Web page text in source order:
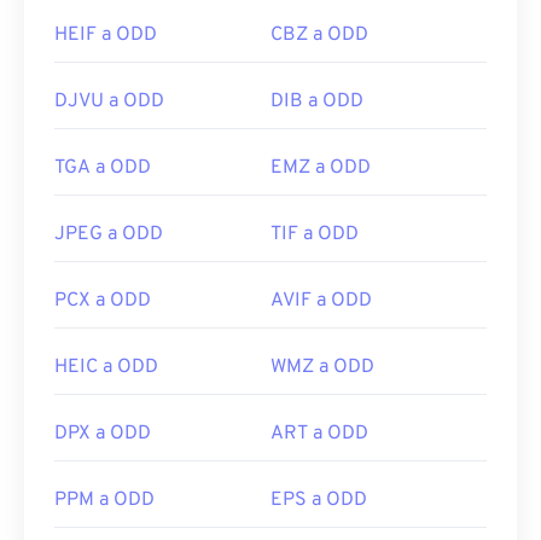
HEIF a ODD CBZ a ODD
DJVU a ODD DIB a ODD
TGA a ODD EMZ a ODD
JPEG a ODD TIF a ODD
PCX a ODD AVIF a ODD
HEIC a ODD WMZ a ODD
DPX a ODD ART a ODD
PPM a ODD EPS a ODD